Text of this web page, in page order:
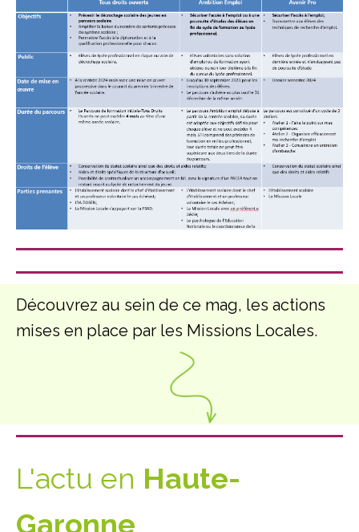
Découvrez au sein de ce mag, les actions
mises en place par les Missions Locales.
L'actu en Haute-
Garonne